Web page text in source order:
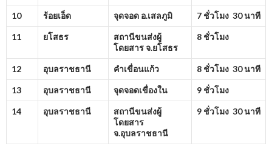
10 ร้อยเอ็ด จุดจอด อ.เสลภูมิ 7 ชั่วโมง 30 นาที
11 ยโสธร
สถานีขนส่งผู้
โดยสาร จ.ยโสธร
8 ชั่วโมง
12 อุบลราชธานี คำเขื่อนแก้ว 8 ชั่วโมง 30 นาที
13 อุบลราชธานี จุดจอดเขื่องใน 9 ชั่วโมง
14 อุบลราชธานี
สถานีขนส่งผู้
โดยสาร
จ.อุบลราชธานี
9 ชั่วโมง 30 นาที